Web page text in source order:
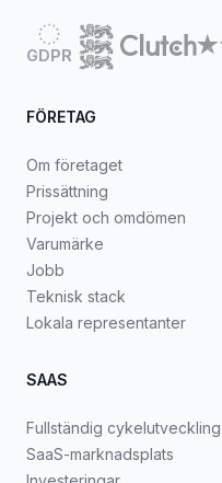
GDPR
FÖRETAG
Om företaget
Prissättning
Projekt och omdömen
Varumärke
Jobb
Teknisk stack
Lokala representanter
SAAS
Fullständig cykelutveckling
SaaS-marknadsplats